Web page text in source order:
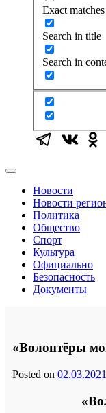
Exact
Search in title
Search in
Новости
Новости
Политика
Общество
Спорт
Культура
Официально
Безопасность
Документы
«Волонтёры
Posted on 02.03.2021